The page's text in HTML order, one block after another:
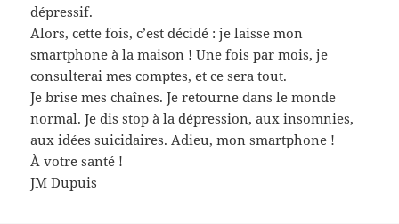
dépressif.
Alors, cette fois, c’est décidé : je laisse mon
smartphone à la maison ! Une fois par mois, je
consulterai mes comptes, et ce sera tout.
Je brise mes chaînes. Je retourne dans le monde
normal. Je dis stop à la dépression, aux insomnies,
aux idées suicidaires. Adieu, mon smartphone !
À votre santé !
JM Dupuis